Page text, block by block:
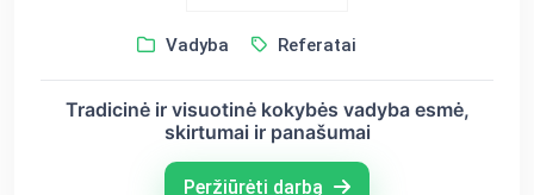
Vadyba Referatai
Tradicinė ir visuotinė kokybės vadyba esmė,
skirtumai ir panašumai
Peržiūrėti darbą